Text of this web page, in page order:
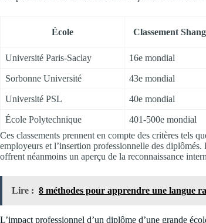
École Classement
Université Paris-Saclay 16e mondial
Sorbonne Université 43e mondial
Université PSL 40e mondial
École Polytechnique 401-500e mondial
Ces classements prennent en compte des critères tels
employeurs et l’insertion professionnelle des
offrent néanmoins un aperçu de la reconnaissance
Lire : 8 méthodes pour apprendre une langue
L’impact professionnel d’un diplôme d’une grande